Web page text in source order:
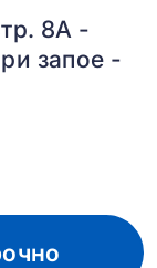
8А -
запое -